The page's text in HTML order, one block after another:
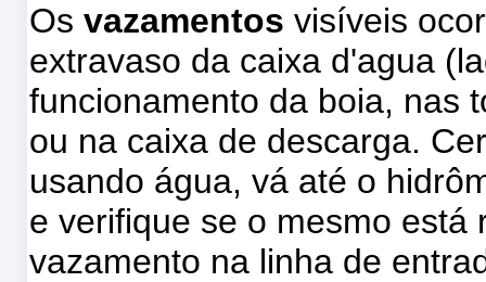
Osvazamentos visíveis
extravaso da caixa d'agua
funcionamento da boia, nas
ou na caixa de descarga.
usando água, vá até o
e verifique se o mesmo está
vazamento na linha de